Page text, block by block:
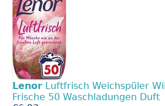
Lenor Luftfrisch Weichspüler
Frische 50 Waschladungen Duft